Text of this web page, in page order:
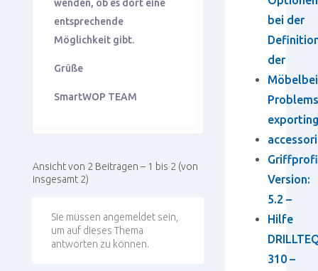
wenden, ob es dort eine
entsprechende
Möglichkeit gibt.
Grüße
SmartWOP TEAM
Ansicht von 2 Beiträgen – 1 bis 2 (von
insgesamt 2)
Sie müssen angemeldet sein,
um auf dieses Thema
antworten zu können.
bei der
der
Problems
exporting
Version:
5.2 –
Hilfe
310 –